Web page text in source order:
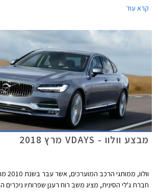
קרא עוד
מבצע וולוו - VDAYS מרץ 2018
וולוו,
חברת ג'לי הסינית, מציג משב רוח רענן שפרותיו